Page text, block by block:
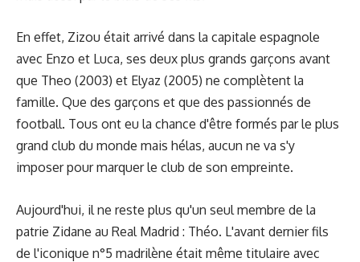
En effet, Zizou était arrivé dans la capitale espagnole
avec Enzo et Luca, ses deux plus grands garçons avant
que Theo (2003) et Elyaz (2005) ne complètent la
famille. Que des garçons et que des passionnés de
football. Tous ont eu la chance d'être formés par le plus
grand club du monde mais hélas, aucun ne va s'y
imposer pour marquer le club de son empreinte.
Aujourd'hui, il ne reste plus qu'un seul membre de la
patrie Zidane au Real Madrid : Théo. L'avant dernier fils
de l'iconique n°5 madrilène était même titulaire avec